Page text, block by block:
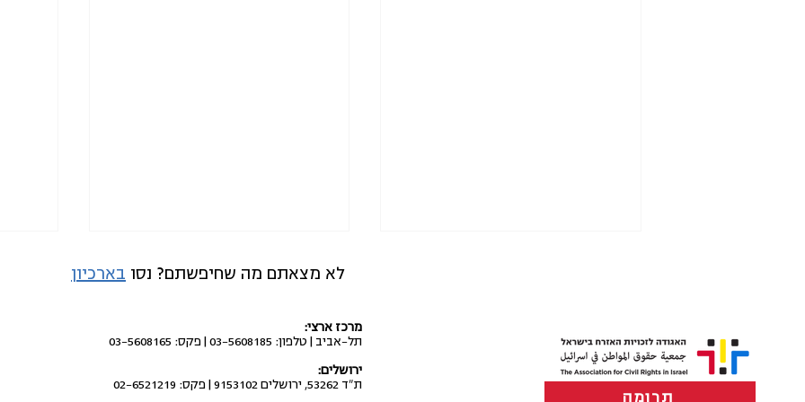
לא מצאתם מה שחיפשתם? נסו בארכיון
מרכז ארצי:
תל-אביב | טלפון: 03-5608185 | פקס: 03-5608165
ירושלים:
ת"ד 53262, ירושלים 9153102 | פקס: 02-6521219
תרומה